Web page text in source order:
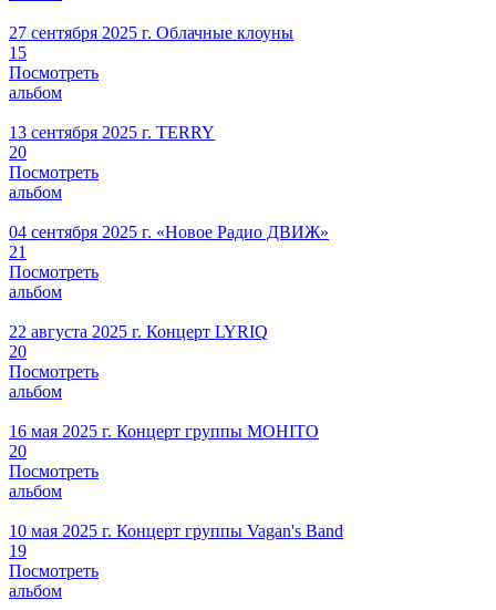
27 сентября 2025 г. Облачные клоуны
15
Посмотреть
альбом
13 сентября 2025 г. TERRY
20
Посмотреть
альбом
04 сентября 2025 г. «Новое Радио ДВИЖ»
21
Посмотреть
альбом
22 августа 2025 г. Концерт LYRIQ
20
Посмотреть
альбом
16 мая 2025 г. Концерт группы MOHITO
20
Посмотреть
альбом
10 мая 2025 г. Концерт группы Vagan's Band
19
Посмотреть
альбом